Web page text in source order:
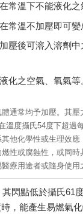
常溫下不能液化之
常溫不加壓即可變
壓後可溶入溶劑
化之空氣、氧氣等
通常均予加壓。其
溫度攝氏54度下超過
他化學性或生理效
性或腐蝕性，或同時
療用途者或隨身使用
閃點低於攝氏61
，能產生易燃氣